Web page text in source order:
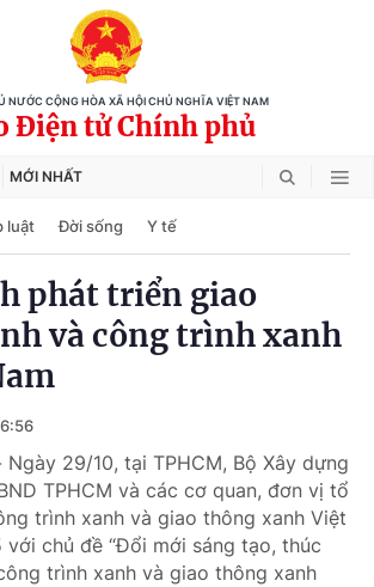
NƯỚC CỘNG HÒA XÃ HỘI CHỦ NGHĨA VIỆT NAM
Điện tử Chính phủ
MỚI NHẤT
luật Đời sống Y tế
phát triển giao
và công trình xanh
Ngày 29/10, tại TPHCM, Bộ Xây dựng
TPHCM và các cơ quan, đơn vị tổ
trình xanh và giao thông xanh Việt
với chủ đề “Đổi mới sáng tạo, thúc
trình xanh và giao thông xanh